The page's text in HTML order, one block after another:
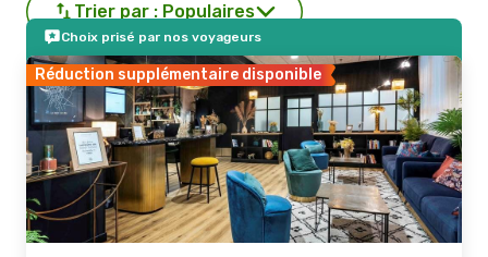
Trier par : Populaires
Choix prisé par nos voyageurs
Réduction supplémentaire disponible